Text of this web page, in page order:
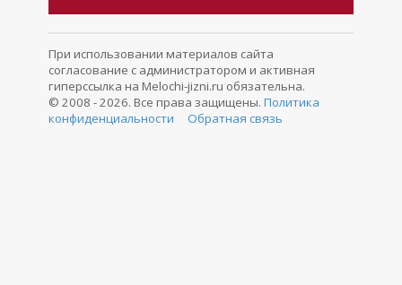
При использовании материалов сайта
согласование с администратором и активная
гиперссылка на Melochi-jizni.ru обязательна.
© 2008 - 2026. Все права защищены. Политика
конфиденциальности
Обратная связь